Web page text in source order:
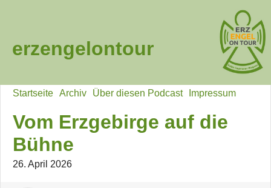
erzengelontour
Startseite Archiv Über diesen Podcast Impressum
Vom Erzgebirge auf die
Bühne
26. April 2026